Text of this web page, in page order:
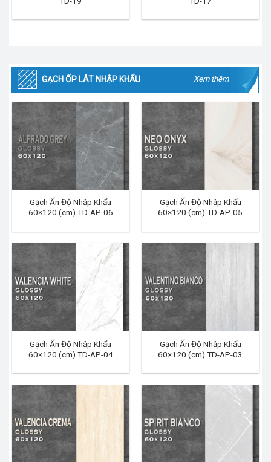
GẠCH ỐP LÁT NHẬP KHẨU Xem thêm
Gạch Ấn Độ Nhập Khẩu
60×120 (cm) TD-AP-06
Gạch Ấn Độ Nhập Khẩu
60×120 (cm) TD-AP-05
Gạch Ấn Độ Nhập Khẩu
60×120 (cm) TD-AP-04
Gạch Ấn Độ Nhập Khẩu
60×120 (cm) TD-AP-03